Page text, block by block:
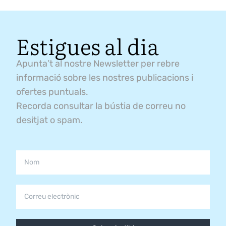
Estigues al dia
Apunta’t al nostre Newsletter per rebre
informació sobre les nostres publicacions i
ofertes puntuals.
Recorda consultar la bústia de correu no
desitjat o spam.